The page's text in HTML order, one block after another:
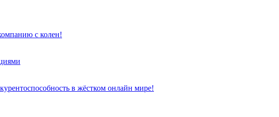
с колен!
в жёстком онлайн мире!